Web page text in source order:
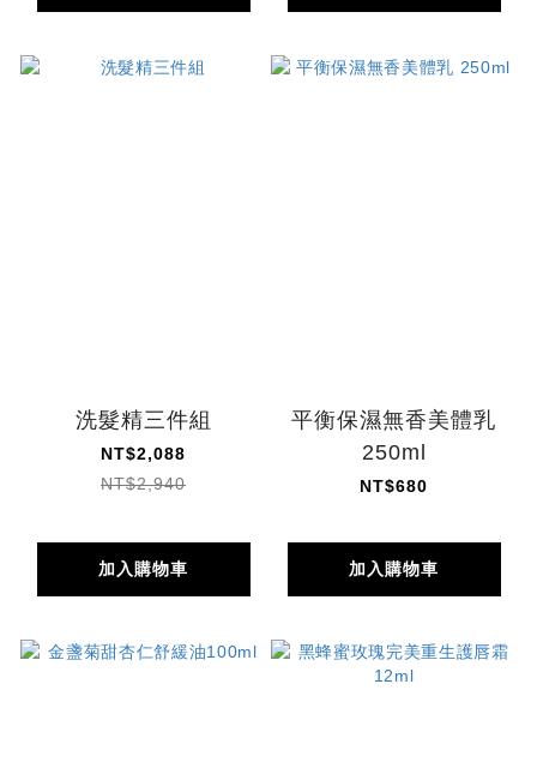
洗髮精三件組
NT$2,088
NT$2,940
加入購物車
平衡保濕無香美體乳
250ml
NT$680
加入購物車